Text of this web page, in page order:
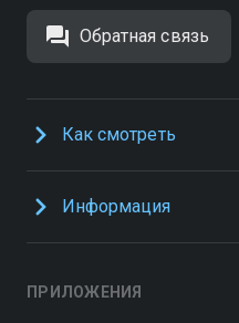
Обратная связь
Как смотреть
Информация
ПРИЛОЖЕНИЯ